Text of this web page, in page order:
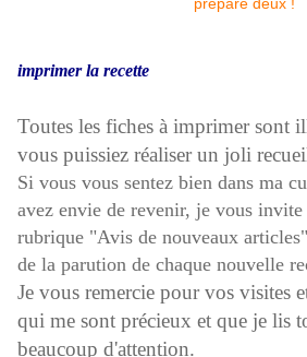
imprimer la recette
Toutes les fiches à imprimer sont
vous puissiez réaliser un joli
Si vous vous sentez bien dans ma
avez envie de revenir, je vous
rubrique "Avis de nouveaux
de la parution de chaque nouvelle
Je vous remercie pour vos visites
qui me sont précieux et que je lis
beaucoup d'attention.